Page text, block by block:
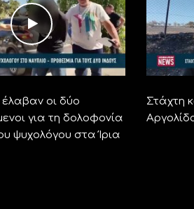
οι δύο
για τη δολοφονία
ψυχολόγου στα Ίρια
Στάχτη